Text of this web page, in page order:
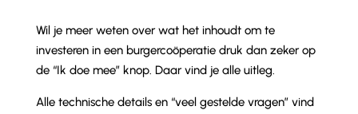
Wil je meer weten over wat het inhoudt om te
investeren in een burgercoöperatie druk dan zeker op
de “Ik doe mee” knop. Daar vind je alle uitleg.
Alle technische details en “veel gestelde vragen” vind